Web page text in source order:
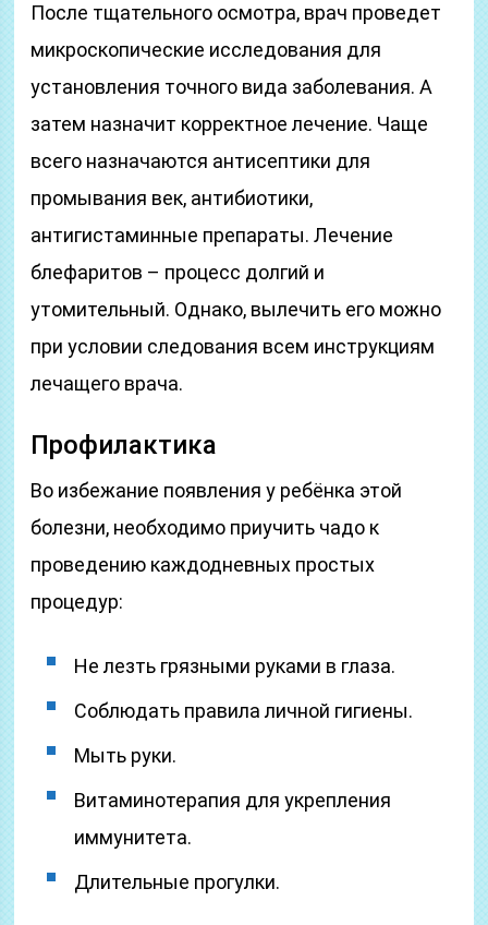
После тщательного осмотра, врач проведет
микроскопические исследования для
установления точного вида заболевания. А
затем назначит корректное лечение. Чаще
всего назначаются антисептики для
промывания век, антибиотики,
антигистаминные препараты. Лечение
блефаритов – процесс долгий и
утомительный. Однако, вылечить его можно
при условии следования всем инструкциям
лечащего врача.
Профилактика
Во избежание появления у ребёнка этой
болезни, необходимо приучить чадо к
проведению каждодневных простых
процедур:
Не лезть грязными руками в глаза.
Соблюдать правила личной гигиены.
Мыть руки.
Витаминотерапия для укрепления
иммунитета.
Длительные прогулки.